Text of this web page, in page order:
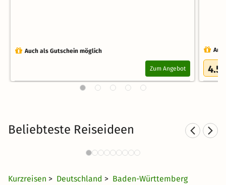
Auch als Gutschein möglich
Zum Angebot 4.5
Beliebteste Reiseideen
Städtereisen nach Baden-
Kurzreisen > Deutschland > Baden-Württemberg